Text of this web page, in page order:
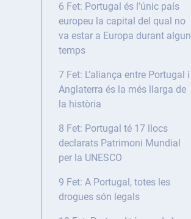
6 Fet: Portugal és l’únic país
europeu la capital del qual no
va estar a Europa durant algun
temps
7 Fet: L’aliança entre Portugal i
Anglaterra és la més llarga de
la història
8 Fet: Portugal té 17 llocs
declarats Patrimoni Mundial
per la UNESCO
9 Fet: A Portugal, totes les
drogues són legals